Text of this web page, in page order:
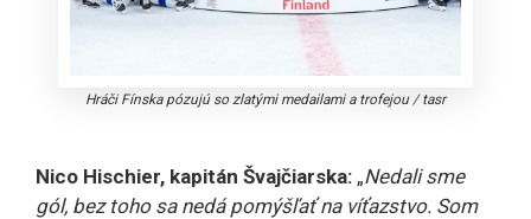
Hráči Fínska pózujú so zlatými medailami a trofejou/tasr
Nico Hischier, kapitán Švajčiarska: „Nedali sme
gól, bez toho sa nedá pomýšľať na víťazstvo. Som